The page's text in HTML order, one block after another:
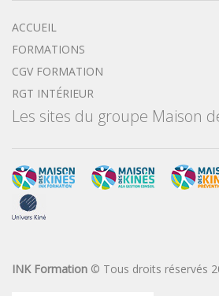
ACCUEIL
FORMATIONS
CGV FORMATION
RGT INTÉRIEUR
Les sites du groupe Maison
INK Formation © Tous droits réservés